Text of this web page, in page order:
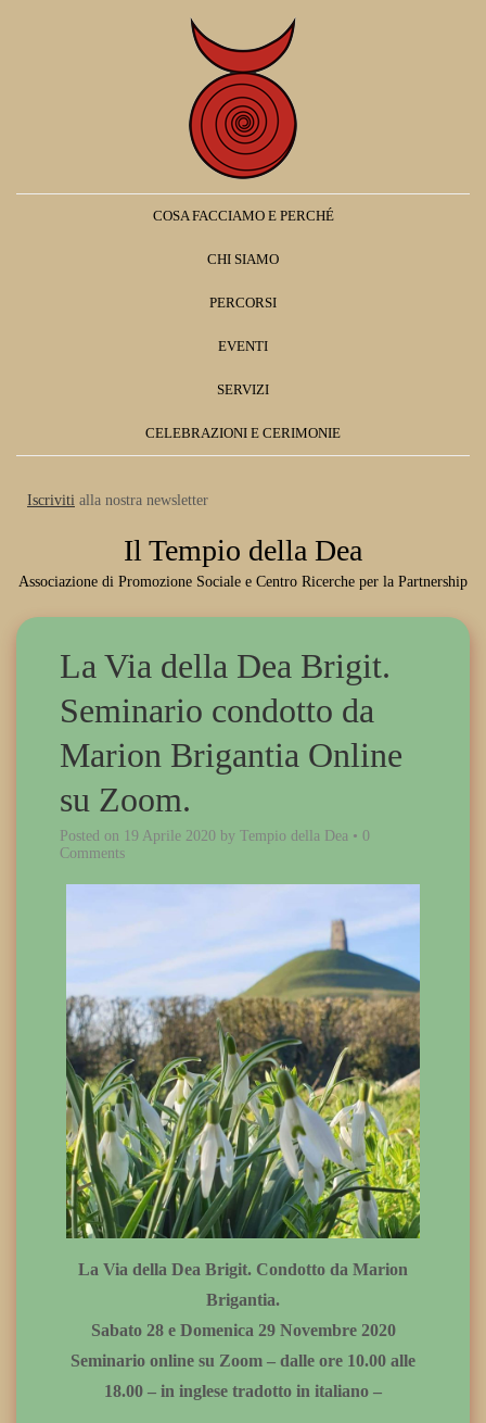
COSA FACCIAMO E PERCHÉ
CHI SIAMO
PERCORSI
EVENTI
SERVIZI
CELEBRAZIONI E CERIMONIE
Iscriviti alla nostra newsletter
Il Tempio della Dea
Associazione di Promozione Sociale e Centro Ricerche per la Partnership
La Via della Dea Brigit.
Seminario condotto da
Marion Brigantia Online
su Zoom.
Posted on 19 Aprile 2020 by Tempio della Dea • 0
Comments
La Via della Dea Brigit. Condotto da Marion
Brigantia.
Sabato 28 e Domenica 29 Novembre 2020
Seminario online su Zoom – dalle ore 10.00 alle
18.00 – in inglese tradotto in italiano –